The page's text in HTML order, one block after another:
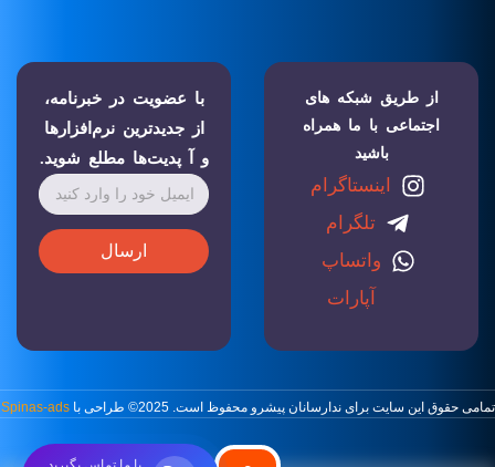
از طریق شبکه های
اجتماعی با ما همراه
باشید
اینستاگرام
تلگرام
واتساپ
آپارات
با عضویت در خبرنامه،
از جدیدترین نرم‌افزارها
و آ پدیت‌ها مطلع شوید.
ارسال
تمامی حقوق این سایت برای ندارسانان پیشرو محفوظ است. 2025© طراحی با Spinas-ads